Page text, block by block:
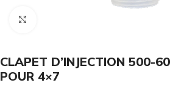
CLAPET D’INJECTION 500-
POUR 4×7